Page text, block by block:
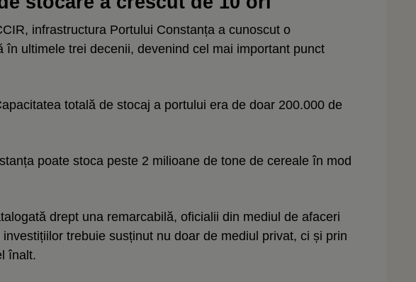
infrastructura Portului Constanța a cunoscut o
în ultimele trei decenii, devenind cel mai important punct
totală de stocaj a portului era de doar 200.000 de
poate stoca peste 2 milioane de tone de cereale în mod
drept una remarcabilă, oficialii din mediul de afaceri
trebuie susținut nu doar de mediul privat, ci și prin
înalt.